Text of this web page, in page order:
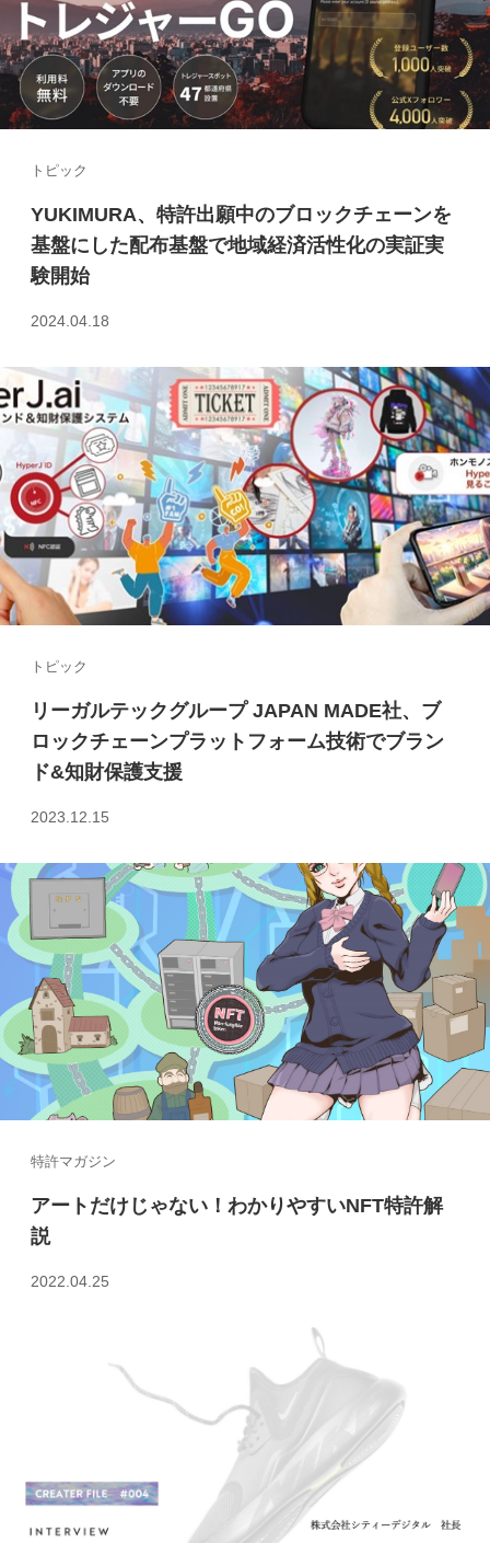
トピック
YUKIMURA、特許出願中のブロックチェーンを
基盤にした配布基盤で地域経済活性化の実証実
験開始
2024.04.18
トピック
リーガルテックグループ JAPAN MADE社、ブ
ロックチェーンプラットフォーム技術でブラン
ド&知財保護支援
2023.12.15
特許マガジン
アートだけじゃない！わかりやすいNFT特許解
説
2022.04.25